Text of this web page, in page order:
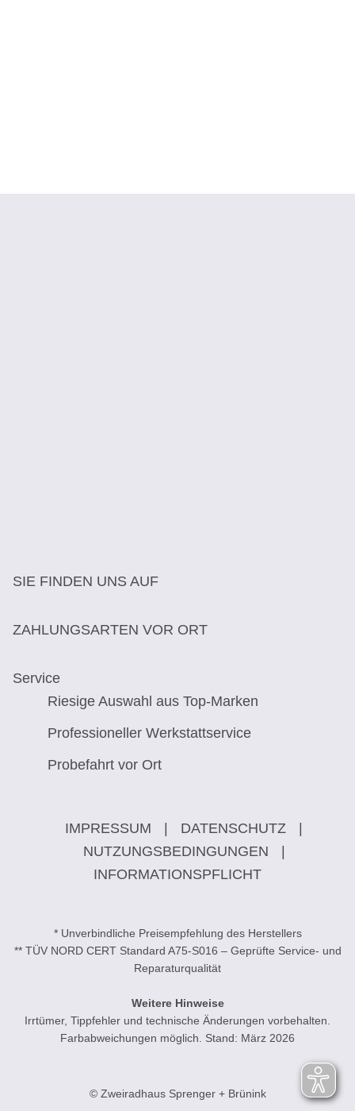
SIE FINDEN UNS AUF
ZAHLUNGSARTEN VOR ORT
Service
Riesige Auswahl aus Top-Marken
Professioneller Werkstattservice
Probefahrt vor Ort
IMPRESSUM DATENSCHUTZ
NUTZUNGSBEDINGUNGEN
INFORMATIONSPFLICHT
* Unverbindliche Preisempfehlung des Herstellers
** TÜV NORD CERT Standard A75-S016 – Geprüfte Service- und
Reparaturqualität
Weitere Hinweise
Irrtümer, Tippfehler und technische Änderungen vorbehalten.
Farbabweichungen möglich. Stand: März 2026
© Zweiradhaus Sprenger + Brünink